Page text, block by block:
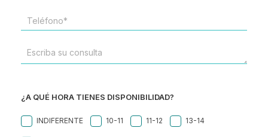
TELÉFONO
*
ESCRIBA
SU
¿A QUÉ HORA TIENES DISPONIBILIDAD?
INDIFERENTE 10-11 11-12 13-14